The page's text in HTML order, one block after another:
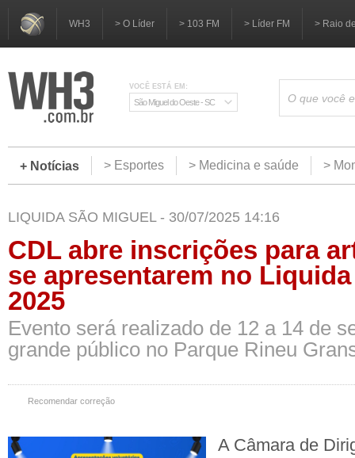
WH3 > O Líder > 103 FM > Líder FM > Raio
VOCÊ ESTÁ EM:
São Miguel do Oeste - SC
+ Notícias > Esportes > Medicina e saúde >
LIQUIDA SÃO MIGUEL - 30/07/2025 14:16
CDL abre inscrições para
se apresentarem no
2025
Evento será realizado de 12 a 14 de
grande público no Parque Rineu
Recomendar correção
A Câmara de